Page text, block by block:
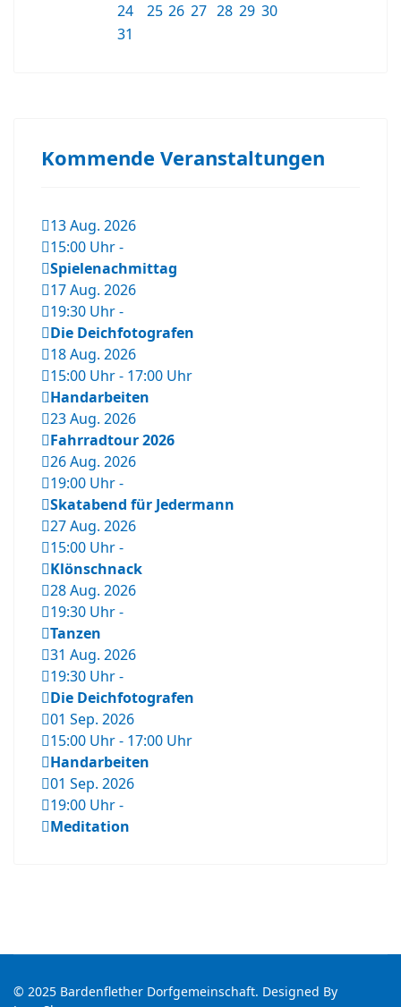
24
25 26 27 28 29 30
31
Kommende Veranstaltungen
13 Aug. 2026
15:00 Uhr-
Spielenachmittag
17 Aug. 2026
19:30 Uhr-
Die Deichfotografen
18 Aug. 2026
15:00 Uhr- 17:00 Uhr
Handarbeiten
23 Aug. 2026
Fahrradtour 2026
26 Aug. 2026
19:00 Uhr-
Skatabend für Jedermann
27 Aug. 2026
15:00 Uhr-
Klönschnack
28 Aug. 2026
19:30 Uhr-
Tanzen
31 Aug. 2026
19:30 Uhr-
Die Deichfotografen
01 Sep. 2026
15:00 Uhr- 17:00 Uhr
Handarbeiten
01 Sep. 2026
19:00 Uhr-
Meditation
© 2025 Bardenflether Dorfgemeinschaft. Designed By